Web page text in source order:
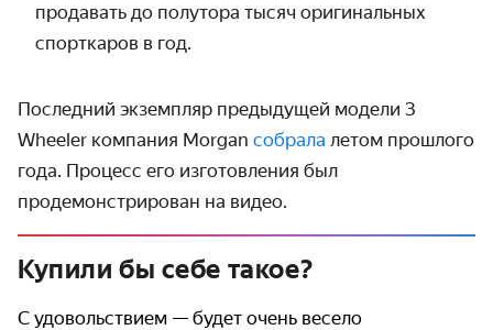
продавать до полутора тысяч оригинальных
спорткаров в год.
Последний экземпляр предыдущей модели 3
Wheeler компания Morgan собрала летом прошлого
года. Процесс его изготовления был
продемонстрирован на видео.
Купили бы себе такое?
С удовольствием — будет очень весело